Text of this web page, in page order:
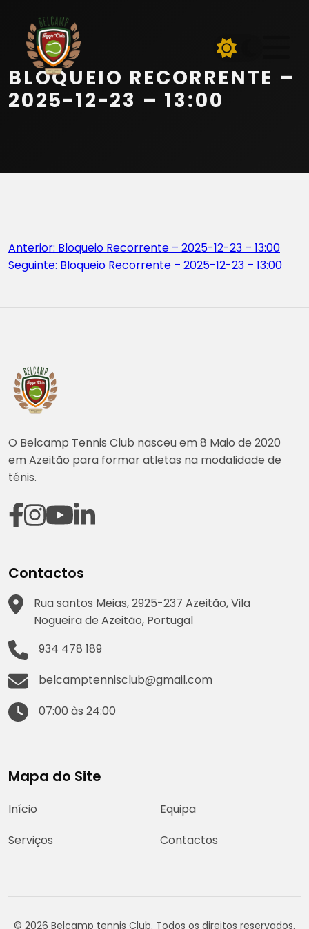
Início
Equipa
Serviços
Beach Tennis
BLOQUEIO RECORRENTE –
2025-12-23 – 13:00
Navegação
de
Anterior: Bloqueio Recorrente – 2025-12-23 – 13:00
Seguinte: Bloqueio Recorrente – 2025-12-23 – 13:00
O Belcamp Tennis Club nasceu em 8 Maio de 2020
em Azeitão para formar atletas na modalidade de
ténis.
Contactos
Rua santos Meias, 2925-237 Azeitão, Vila
Nogueira de Azeitão, Portugal
934 478 189
belcamptennisclub@gmail.com
07:00 às 24:00
Mapa do Site
Início
Equipa
Serviços
Contactos
© 2026 Belcamp tennis Club. Todos os direitos reservados.